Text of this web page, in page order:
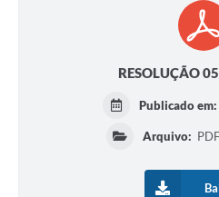
RESOLUÇÃO
Publicado em:
Arquivo: